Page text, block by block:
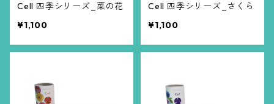
Cell 四季シリーズ_菜の花
¥1,100
Cell 四季シリーズ_さくら
¥1,100